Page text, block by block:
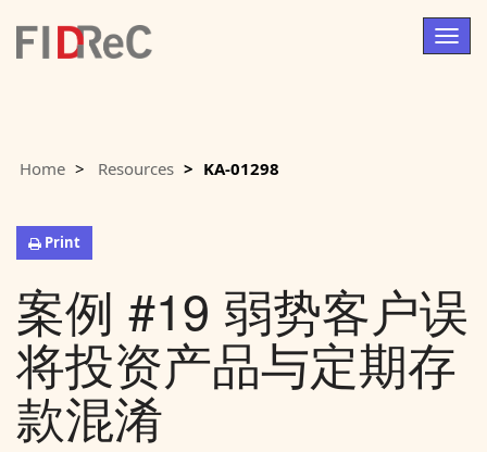
Home Resources KA-01298
Print
案例 #19 弱势客户误
将投资产品与定期存
款混淆